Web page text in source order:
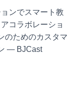
ンでスマート教
コラボレーショ
のためのカスタマ
— BJCast